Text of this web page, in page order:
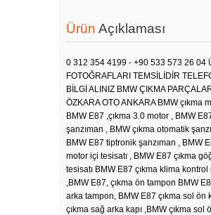
Ürün Açıklaması
0 312 354 4199 - +90 533 573 26 04
FOTOĞRAFLARI TEMSİLİDİR
BİLGİ ALINIZ BMW ÇIKMA
ÖZKARA OTO ANKARA BMW çıkma
BMW E87 ,çıkma 3.0 motor , BMW
şanzıman , BMW çıkma otomatik
BMW E87 tiptronik şanzıman , BMW
motor içi tesisatı , BMW E87 çıkma
tesisatı BMW E87 çıkma klima
,BMW E87, çıkma ön tampon BMW
arka tampon, BMW E87 çıkma sol ön
çıkma sağ arka kapı ,BMW çıkma sol